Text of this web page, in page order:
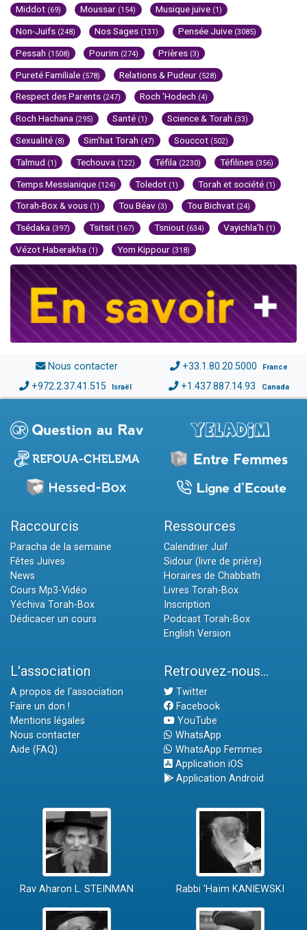
Middot (69) Moussar (154) Musique juive (1)
Non-Juifs (248) Nos Sages (131) Pensée Juive (3085)
Pessah (1508) Pourim (274) Prières (3)
Pureté Familiale (578) Relations & Pudeur (528)
Respect des Parents (247) Roch 'Hodech (4)
Roch Hachana (295) Santé (1) Science & Torah (33)
Sexualité (8) Sim'hat Torah (47) Souccot (502)
Talmud (1) Techouva (122) Téfila (2230) Téfilines (356)
Temps Messianique (124) Toledot (1) Torah et société (1)
Torah-Box & vous (1) Tou Béav (3) Tou Bichvat (24)
Tsédaka (397) Tsitsit (167) Tsniout (634) Vayichla'h (1)
Vézot Haberakha (1) Yom Kippour (318)
Nous contacter +33.1.80.20.5000 France
+972.2.37.41.515 Israël +1.437.887.14.93 Canada
Raccourcis
Paracha de la semaine
Fêtes Juives
News
Cours Mp3-Vidéo
Yéchiva Torah-Box
Dédicacer un cours
Ressources
Calendrier Juif
Sidour (livre de prière)
Horaires de Chabbath
Livres Torah-Box
Inscription
Podcast Torah-Box
English Version
L'association
A propos de l'association
Faire un don !
Mentions légales
Nous contacter
Aide (FAQ)
Retrouvez-nous...
Twitter
Facebook
YouTube
WhatsApp
WhatsApp Femmes
Application iOS
Application Android
Rav Aharon L. STEINMAN Rabbi 'Haïm KANIEWSKI